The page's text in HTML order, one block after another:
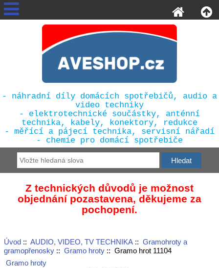
- náhradní díly domácích spotřebičů, audio a
video techniky
- elektrotechnické součástky, anténní
technika, kabely, konektory, redukce
- měřící a pájecí technika, servisní nářadí
- chemie pro domácí spotřebiče
Z technických důvodů je možnost
objednání pozastavena, děkujeme za
pochopení.
Úvod:: AUDIO, VIDEO, TV TECHNIKA:: Gramohroty a
gramopřenosky:: Gramo hroty:: Gramo hrot 11104
Gramo hroty